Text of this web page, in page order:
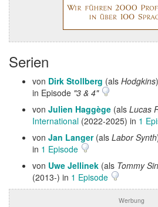
Serien
von Dirk Stollberg (als Hodgkins
in Episode "3 & 4"
von Julien Haggège (als Lucas
International (2022-2025) in 1
von Jan Langer(als Labor Synth
in 1 Episode
von Uwe Jellinek (als Tommy
(2013-) in 1 Episode
Werbung